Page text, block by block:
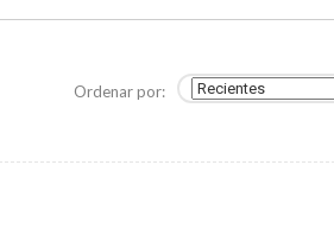
Ordenar por: